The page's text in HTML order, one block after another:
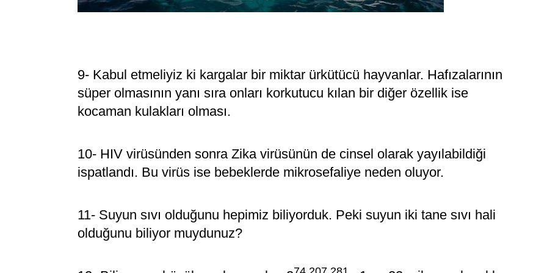
9- Kabul etmeliyiz ki kargalar bir miktar ürkütücü hayvanlar. Hafızalarının
süper olmasının yanı sıra onları korkutucu kılan bir diğer özellik ise
kocaman kulakları olması.
10- HIV virüsünden sonra Zika virüsünün de cinsel olarak yayılabildiği
ispatlandı. Bu virüs ise bebeklerde mikrosefaliye neden oluyor.
11- Suyun sıvı olduğunu hepimiz biliyorduk. Peki suyun iki tane sıvı hali
olduğunu biliyor muydunuz?